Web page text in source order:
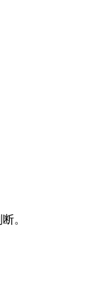
。